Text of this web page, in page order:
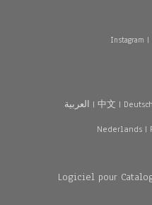
Instagram |
العربية | 中文 | Deutsch
Nederlands|
Logiciel pour